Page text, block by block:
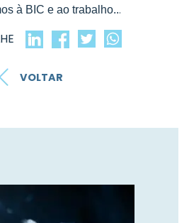
à BIC e ao trabalho...
VOLTAR